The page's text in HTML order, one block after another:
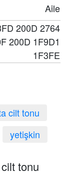
Aile
200D 2764
200D 1F9D1
1F3FE
cilt tonu
yetişkin
tonu